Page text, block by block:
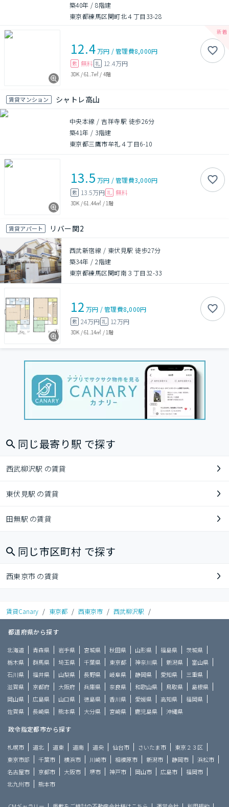
築40年 /8階建
東京都練馬区関町北４丁目33-28
12.4万円 /管理費8,000円
敷 無料 礼 12.4万円
3DK /61.7㎡ / 4階
賃貸マンション シャトレ高山
中央本線 / 吉祥寺駅 徒歩26分
築41年 / 3階建
東京都三鷹市牟礼４丁目6-10
13.5 万円 /管理費3,000円
敷 13.5万円 礼 無料
3DK /61.44㎡ / 1階
賃貸アパート リバー関2
西武新宿線 / 東伏見駅 徒歩27分
築34年 /2階建
東京都練馬区関町南３丁目32-33
12 万円 /管理費8,000円
敷 24万円 礼 12万円
3DK /61.14㎡ / 1階
同じ最寄り駅 で探す
西武柳沢駅 の賃貸
東伏見駅 の賃貸
田無駅 の賃貸
同じ市区町村 で探す
西東京市 の賃貸
賃貸Canary / 東京都 / 西東京市 / 西武柳沢駅 /
都道府県から探す
北海道 青森県 岩手県 宮城県 秋田県 山形県 福島県
茨城県
栃木県
群馬県 埼玉県 千葉県 東京都 神奈川県 新潟県
富山県
石川県
福井県 山梨県 長野県 岐阜県 静岡県 愛知県
三重県
滋賀県
京都府 大阪府 兵庫県 奈良県 和歌山県 鳥取県
島根県
岡山県
広島県 山口県 徳島県 香川県 愛媛県 高知県
福岡県
佐賀県
長崎県 熊本県 大分県 宮崎県 鹿児島県 沖縄県
政令指定都市から探す
札幌市 道北 道東 道南 道央 仙台市 さいたま市
東京２３区
東京市部
千葉市 横浜市 川崎市 相模原市 新潟市 静岡市
浜松市
名古屋市
京都市 大阪市 堺市 神戸市 岡山市 広島市
福岡市
北九州市
熊本市